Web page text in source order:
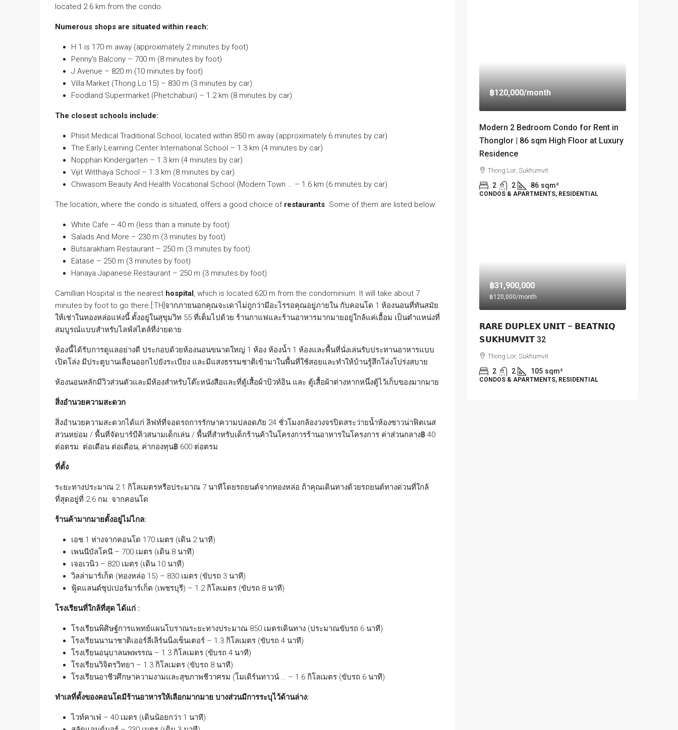
located 2.6 km from the condo.
Numerous shops are situated within reach:
H 1 is 170 m away (approximately 2 minutes by foot)
Penny’s Balcony – 700 m (8 minutes by foot)
J Avenue – 820 m (10 minutes by foot)
Villa Market (Thong Lo 15) – 830 m (3 minutes by car)
Foodland Supermarket (Phetchaburi) – 1.2 km (8 minutes by car)
The closest schools include:
Phisit Medical Traditional School, located within 850 m away (approximately 6 minutes by car)
The Early Learning Center International School – 1.3 km (4 minutes by car)
Nopphan Kindergarten – 1.3 km (4 minutes by car)
Vijit Witthaya School – 1.3 km (8 minutes by car)
Chiwasom Beauty And Health Vocational School (Modern Town … – 1.6 km (6 minutes by car)
The location, where the condo is situated, offers a good choice of restaurants. Some of them are listed below:
White Cafe – 40 m (less than a minute by foot)
Salads And More – 230 m (3 minutes by foot)
Butsarakham Restaurant – 250 m (3 minutes by foot)
Eatase – 250 m (3 minutes by foot)
Hanaya Japanese Restaurant – 250 m (3 minutes by foot)
Camillian Hospital is the nearest hospital, which is located 620 m from the condominium. It will take about 7
minutes by foot to go there.[:TH]จากภายนอกคุณจะเดาไม่ถูกว่ามีอะไรรอคุณอยู่ภายใน กับคอนโด 1 ห้องนอนที่ทันสมัย
ให้เช่าในทองหล่อแห่งนี้ ตั้งอยู่ในสุขุมวิท 55 ที่เต็มไปด้วย ร้านกาแฟและร้านอาหารมากมายอยู่ใกล้แค่เอื้อม เป็นตำแหน่งที่
สมบูรณ์แบบสำหรับไลฟ์สไตล์ที่ง่ายดาย
ห้องนี้ได้รับการดูแลอย่างดี ประกอบด้วยห้องนอนขนาดใหญ่ 1 ห้อง ห้องน้ำ 1 ห้องและพื้นที่นั่งเล่นรับประทานอาหารแบบ
เปิดโล่ง มีประตูบานเลื่อนออกไปยังระเบียง และมีแสงธรรมชาติเข้ามาในพื้นที่ใช้สอยและทำให้บ้านรู้สึกโล่งโปร่งสบาย
ห้องนอนหลักมีวิวส่วนตัวและมีห้องสำหรับโต๊ะหนังสือและที่ตู้เสื้อผ้าบิวท์อิน และ ตู้เสื้อผ้าต่างหากหนึ่งตู้ไว้เก็บของมากมาย
สิ่งอำนวยความสะดวก
สิ่งอำนวยความสะดวกได้แก่ ลิฟท์ที่จอดรถการรักษาความปลอดภัย 24 ชั่วโมงกล้องวงจรปิดสระว่ายน้ำห้องซาวน่าฟิตเนส
สวนหย่อม / พื้นที่จัดบาร์บีคิวสนามเด็กเล่น / พื้นที่สำหรับเด็กร้านค้าในโครงการร้านอาหารในโครงการ ค่าส่วนกลาง฿ 40
ต่อตรม. ต่อเดือน ต่อเดือน, ค่ากองทุน฿ 600 ต่อตรม.
ที่ตั้ง
ระยะทางประมาณ 2.1 กิโลเมตรหรือประมาณ 7 นาทีโดยรถยนต์จากทองหล่อ ถ้าคุณเดินทางด้วยรถยนต์ทางด่วนที่ใกล้
ที่สุดอยู่ที่ 2.6 กม. จากคอนโด
ร้านค้ามากมายตั้งอยู่ไม่ไกล:
เอช 1 ห่างจากคอนโด 170 เมตร (เดิน 2 นาที)
เพนนีบัลโคนี – 700 เมตร (เดิน 8 นาที)
เจอเวนิว – 820 เมตร (เดิน 10 นาที)
วิลล่ามาร์เก็ต (ทองหล่อ 15) – 830 เมตร (ขับรถ 3 นาที)
ฟู้ดแลนด์ซุปเปอร์มาร์เก็ต (เพชรบุรี) – 1.2 กิโลเมตร (ขับรถ 8 นาที)
โรงเรียนที่ใกล้ที่สุด ได้แก่ :
โรงเรียนพิศิษฐ์การแพทย์แผนโบราณระยะทางประมาณ 850 เมตรเดินทาง (ประมาณขับรถ 6 นาที)
โรงเรียนนานาชาติเออร์ลี่เลิร์นนิ่งเซ็นเตอร์ – 1.3 กิโลเมตร (ขับรถ 4 นาที)
โรงเรียนอนุบาลนพพรรณ – 1.3 กิโลเมตร (ขับรถ 4 นาที)
โรงเรียนวิจิตรวิทยา – 1.3 กิโลเมตร (ขับรถ 8 นาที)
โรงเรียนอาชีวศึกษาความงามและสุขภาพชีวาศรม (โมเดิร์นทาวน์ … – 1.6 กิโลเมตร (ขับรถ 6 นาที)
ทำเลที่ตั้งของคอนโดมีร้านอาหารให้เลือกมากมาย บางส่วนมีการระบุไว้ด้านล่าง:
ไวท์คาเฟ่ – 40 เมตร (เดินน้อยกว่า 1 นาที)
฿120,000/month
Modern 2 Bedroom Condo for Rent in
Thonglor | 86 sqm High Floor at Luxury
Residence
Thong Lor, Sukhumvit
2 2 86 sqm²
CONDOS & APARTMENTS, RESIDENTIAL
฿31,900,000
฿120,000/month
𝗥𝗔𝗥𝗘 𝗗𝗨𝗣𝗟𝗘𝗫 𝗨𝗡𝗜𝗧 – 𝗕𝗘𝗔𝗧𝗡𝗜𝗤
𝗦𝗨𝗞𝗛𝗨𝗠𝗩𝗜𝗧 32
Thong Lor, Sukhumvit
2 2 105 sqm²
CONDOS & APARTMENTS, RESIDENTIAL